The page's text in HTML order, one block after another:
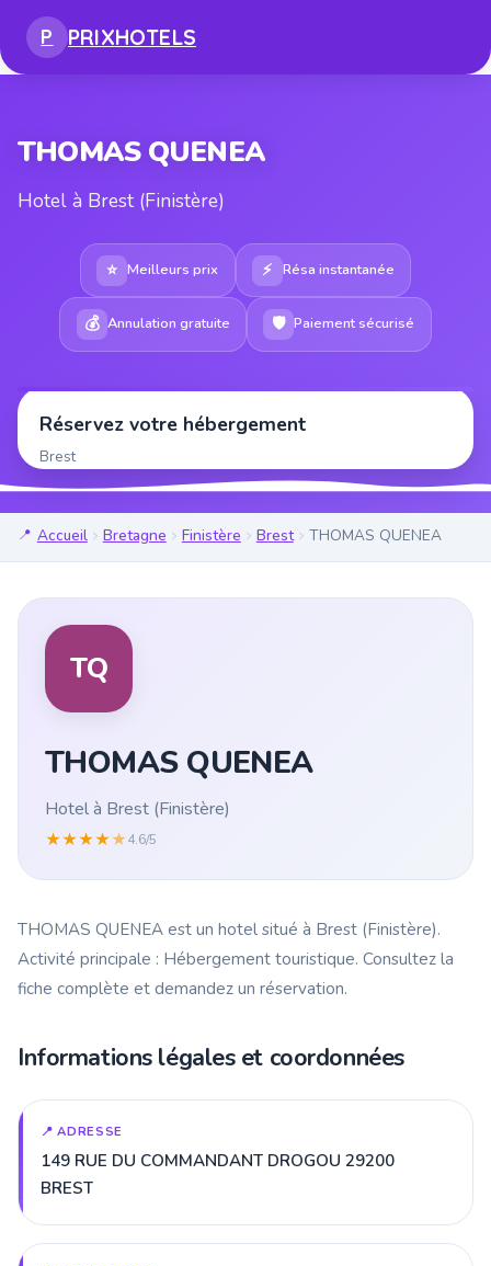
P PRIXHOTELS
THOMAS QUENEA
Hotel à Brest (Finistère)
⭐ Meilleurs prix ⚡ Résa instantanée
💰 Annulation gratuite 🛡 Paiement sécurisé
Réservez votre hébergement
Brest
Accueil Bretagne Finistère Brest THOMAS QUENEA
TQ
THOMAS QUENEA
Hotel à Brest (Finistère)
★★★★★4.6/5
THOMAS QUENEA est un hotel situé à Brest (Finistère).
Activité principale : Hébergement touristique. Consultez la
fiche complète et demandez un réservation.
Informations légales et coordonnées
📍 ADRESSE
149 RUE DU COMMANDANT DROGOU 29200
BREST